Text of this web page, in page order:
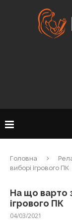
Головна
виборі ігрового ПК
На що варто
ігрового ПК
04/03/2021